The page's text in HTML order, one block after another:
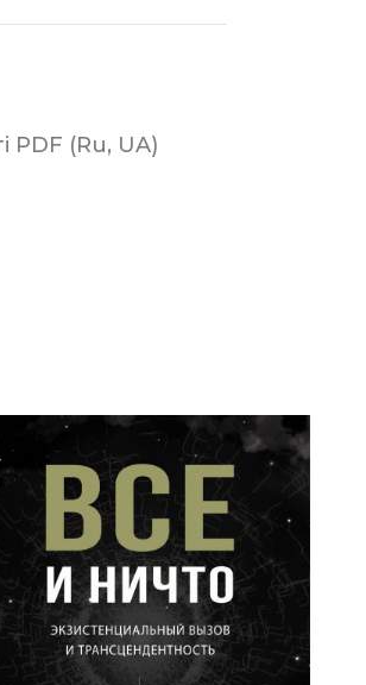
PDF (Ru, UA)